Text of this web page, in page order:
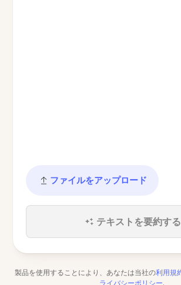
ファイルをアップロード
テキストを要約する
製品を使用することにより、あなたは当社の利用規
ライバシーポリシー.